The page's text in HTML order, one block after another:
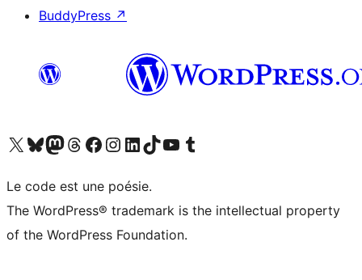
BuddyPress ↗
Visitez notre compte X (précédemment Twitter)
Visiter notre compte Bluesky
Visiter notre compte Mastodon
Visiter notre compte Threads
Consulter notre compte Facebook
Consulter notre compte Instagram
Consulter notre compte LinkedIn
Visiter notre compte TokTok
Visiter notre chaîne YouTube
Visiter notre compte Tumblr
Le code est une poésie.
The WordPress® trademark is the intellectual property
of the WordPress Foundation.